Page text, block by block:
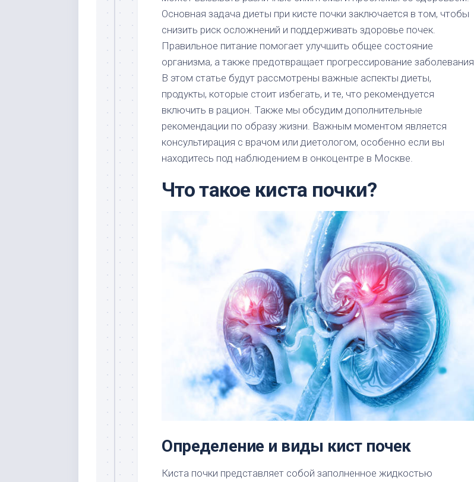
Основная задача диеты при кисте почки заключается в том, чтобы
снизить риск осложнений и поддерживать здоровье почек.
Правильное питание помогает улучшить общее состояние
организма, а также предотвращает прогрессирование заболевания.
В этом статье будут рассмотрены важные аспекты диеты,
продукты, которые стоит избегать, и те, что рекомендуется
включить в рацион. Также мы обсудим дополнительные
рекомендации по образу жизни. Важным моментом является
консультирация с врачом или диетологом, особенно если вы
находитесь под наблюдением в онкоцентре в Москве.
Что такое киста почки?
Определение и виды кист почек
Киста почки представляет собой заполненное жидкостью